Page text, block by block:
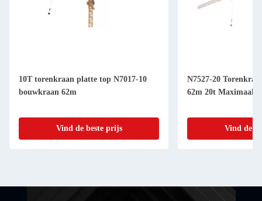
10T torenkraan platte top N7017-10
bouwkraan 62m
Vind de beste prijs
N7527-20
62m 20t Maximaal
Vind de